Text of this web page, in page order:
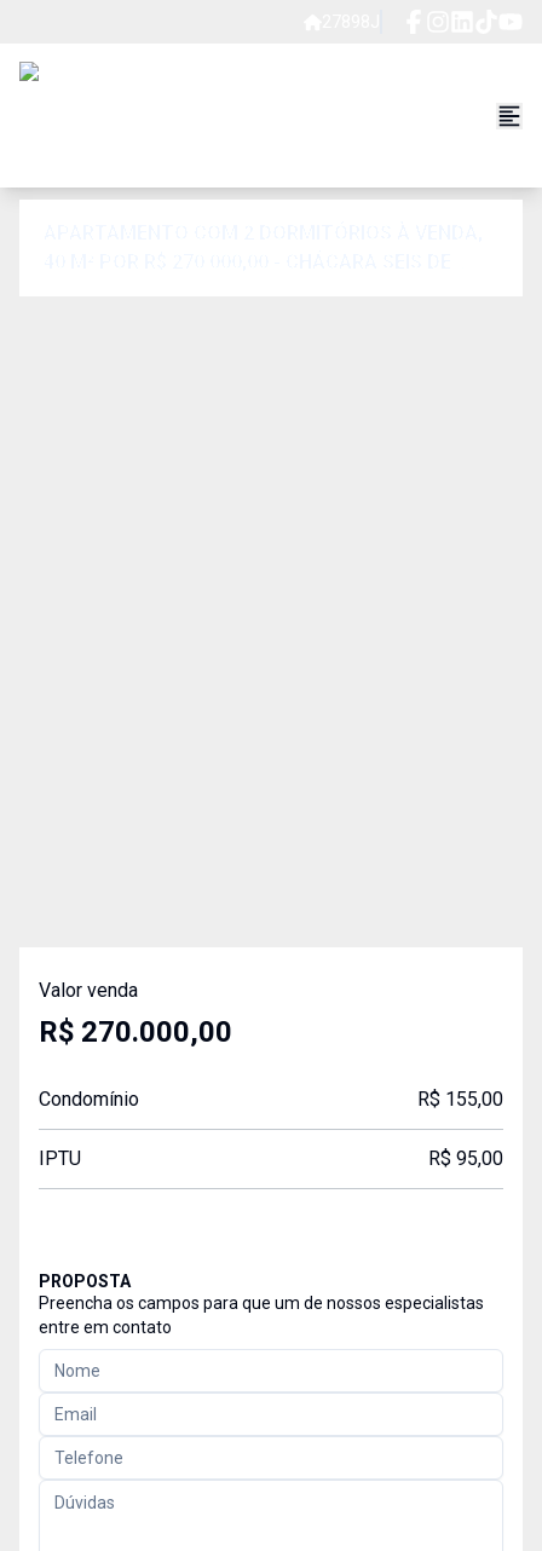
Valor venda
R$ 270.000,00
Condomínio R$ 155,00
IPTU R$ 95,00
PROPOSTA
Preencha os campos para que um de nossos especialistas
entre em contato